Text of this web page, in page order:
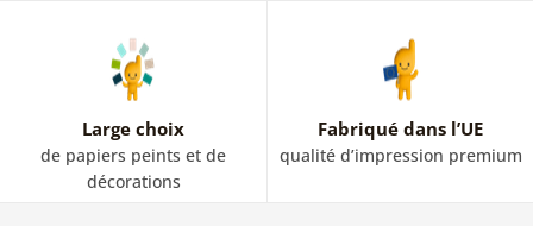
Large choix
de papiers peints et de
décorations
Fabriqué dans l’UE
qualité d’impression premium